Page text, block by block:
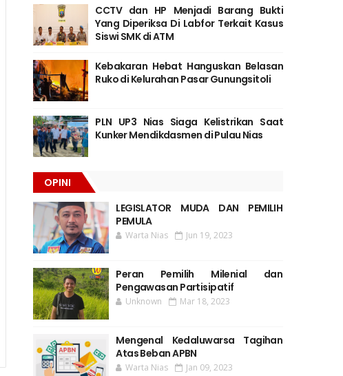
CCTV dan HP Menjadi Barang Bukti
Yang Diperiksa Di Labfor Terkait Kasus
Siswi SMK di ATM
Kebakaran Hebat Hanguskan Belasan
Ruko di Kelurahan Pasar Gunungsitoli
PLN UP3 Nias Siaga Kelistrikan Saat
Kunker Mendikdasmen di Pulau Nias
OPINI
LEGISLATOR MUDA DAN PEMILIH
PEMULA
Warta Nias Jun 19, 2023
Peran Pemilih Milenial dan
Pengawasan Partisipatif
Unknown Mar 18, 2023
Mengenal Kedaluwarsa Tagihan
Atas Beban APBN
Warta Nias Jan 09, 2023